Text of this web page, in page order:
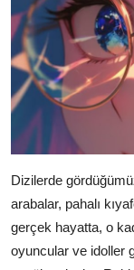
Dizilerde
arabalar, pahalı
gerçek hayatta, o
oyuncular ve idoller